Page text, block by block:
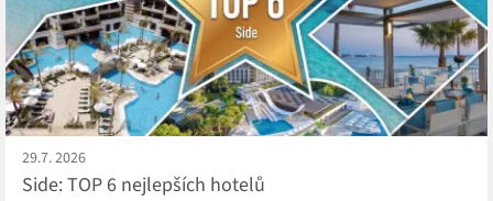
29.7. 2026
Side: TOP 6 nejlepších hotelů